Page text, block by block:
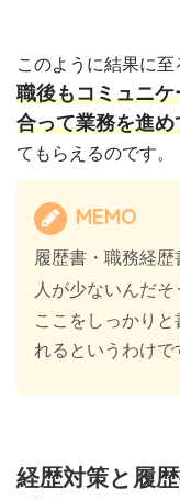
このように結果に
職後もコミュニ
合って業務を進
てもらえるのです。
MEMO
履歴書・職務経歴
人が少ないんだそ
ここをしっかり
れるというわけで
経歴対策と履